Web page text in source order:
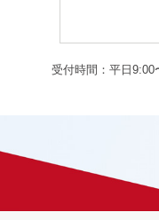
受付時間：平日